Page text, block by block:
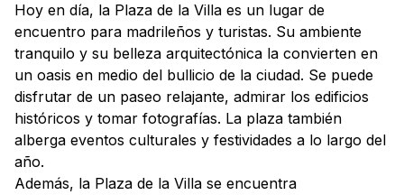
Hoy en día, la Plaza de la Villa es un lugar de
encuentro para madrileños y turistas. Su ambiente
tranquilo y su belleza arquitectónica la convierten en
un oasis en medio del bullicio de la ciudad. Se puede
disfrutar de un paseo relajante, admirar los edificios
históricos y tomar fotografías. La plaza también
alberga eventos culturales y festividades a lo largo del
año.
Además, la Plaza de la Villa se encuentra